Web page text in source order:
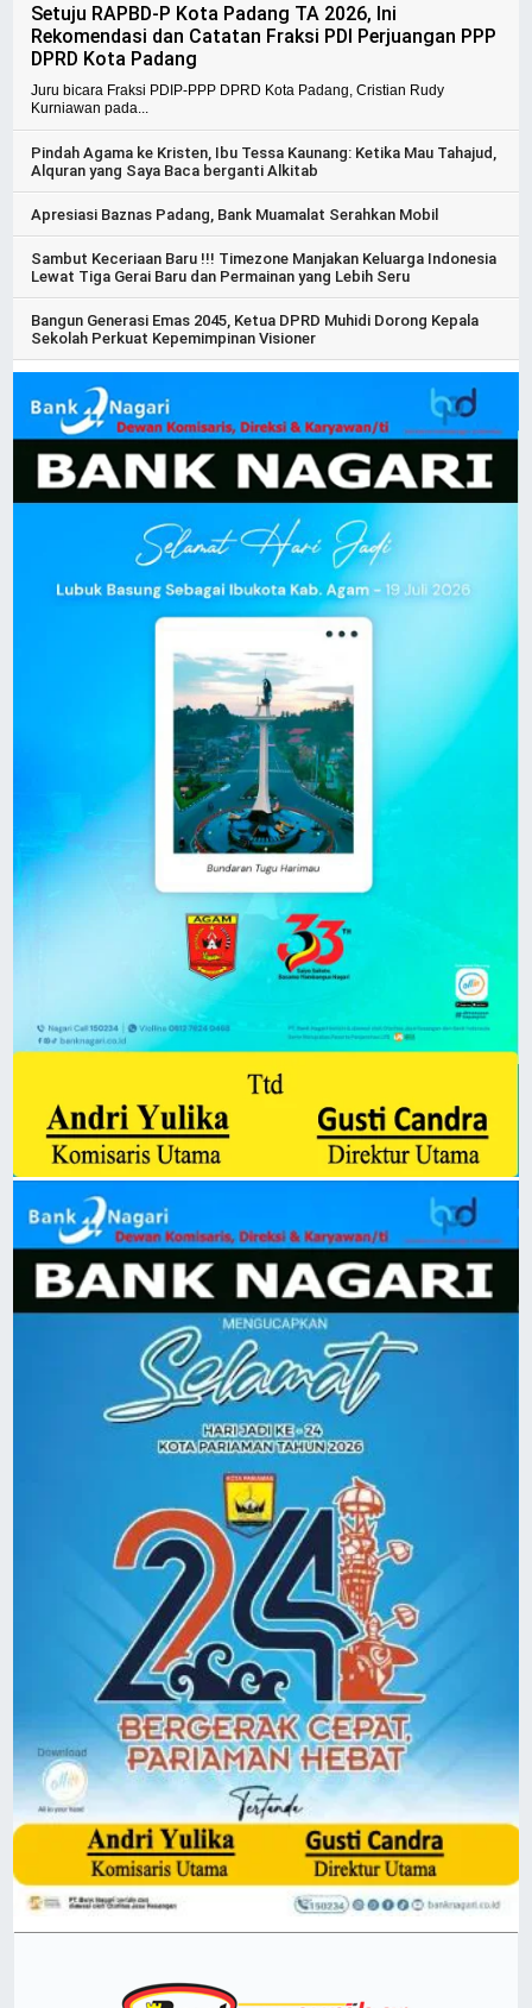
Setuju RAPBD-P Kota Padang TA 2026, Ini
Rekomendasi dan Catatan Fraksi PDI Perjuangan PPP
DPRD Kota Padang
Juru bicara Fraksi PDIP-PPP DPRD Kota Padang, Cristian Rudy
Kurniawan pada...
Pindah Agama ke Kristen, Ibu Tessa Kaunang: Ketika Mau Tahajud,
Alquran yang Saya Baca berganti Alkitab
Apresiasi Baznas Padang, Bank Muamalat Serahkan Mobil
Sambut Keceriaan Baru !!! Timezone Manjakan Keluarga Indonesia
Lewat Tiga Gerai Baru dan Permainan yang Lebih Seru
Bangun Generasi Emas 2045, Ketua DPRD Muhidi Dorong Kepala
Sekolah Perkuat Kepemimpinan Visioner